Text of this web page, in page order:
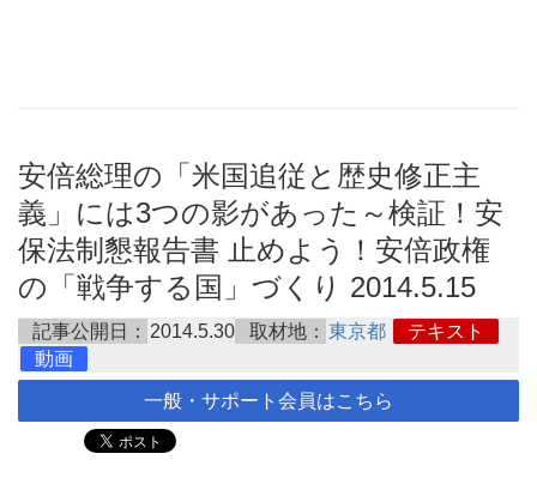
安倍総理の「米国追従と歴史修正主
義」には3つの影があった～検証！安
保法制懇報告書 止めよう！安倍政権
の「戦争する国」づくり 2014.5.15
記事公開日： 2014.5.30 取材地： 東京都
テキスト
動画
一般・サポート会員はこちら